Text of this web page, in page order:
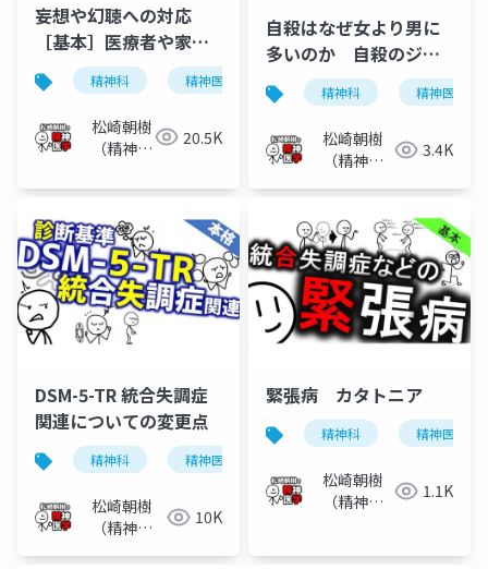
妄想や幻聴への対応
［基本］医療者や家族
などがどう対応すべき
か
精神科 精神医学 統合失調症 妄想
松崎朝樹
（精神科
20.5K
自殺はなぜ女より男に
多いのか 自殺のジェ
ンダー・パラドックス
精神科 精神医学
松崎朝樹
（精神科
3.4K
DSM-5-TR 統合失調症
関連についての変更点
精神科 精神医学
松崎朝樹
（精神科
10K
緊張病 カタトニア
精神科 精神医学
松崎朝樹
（精神科
1.1K